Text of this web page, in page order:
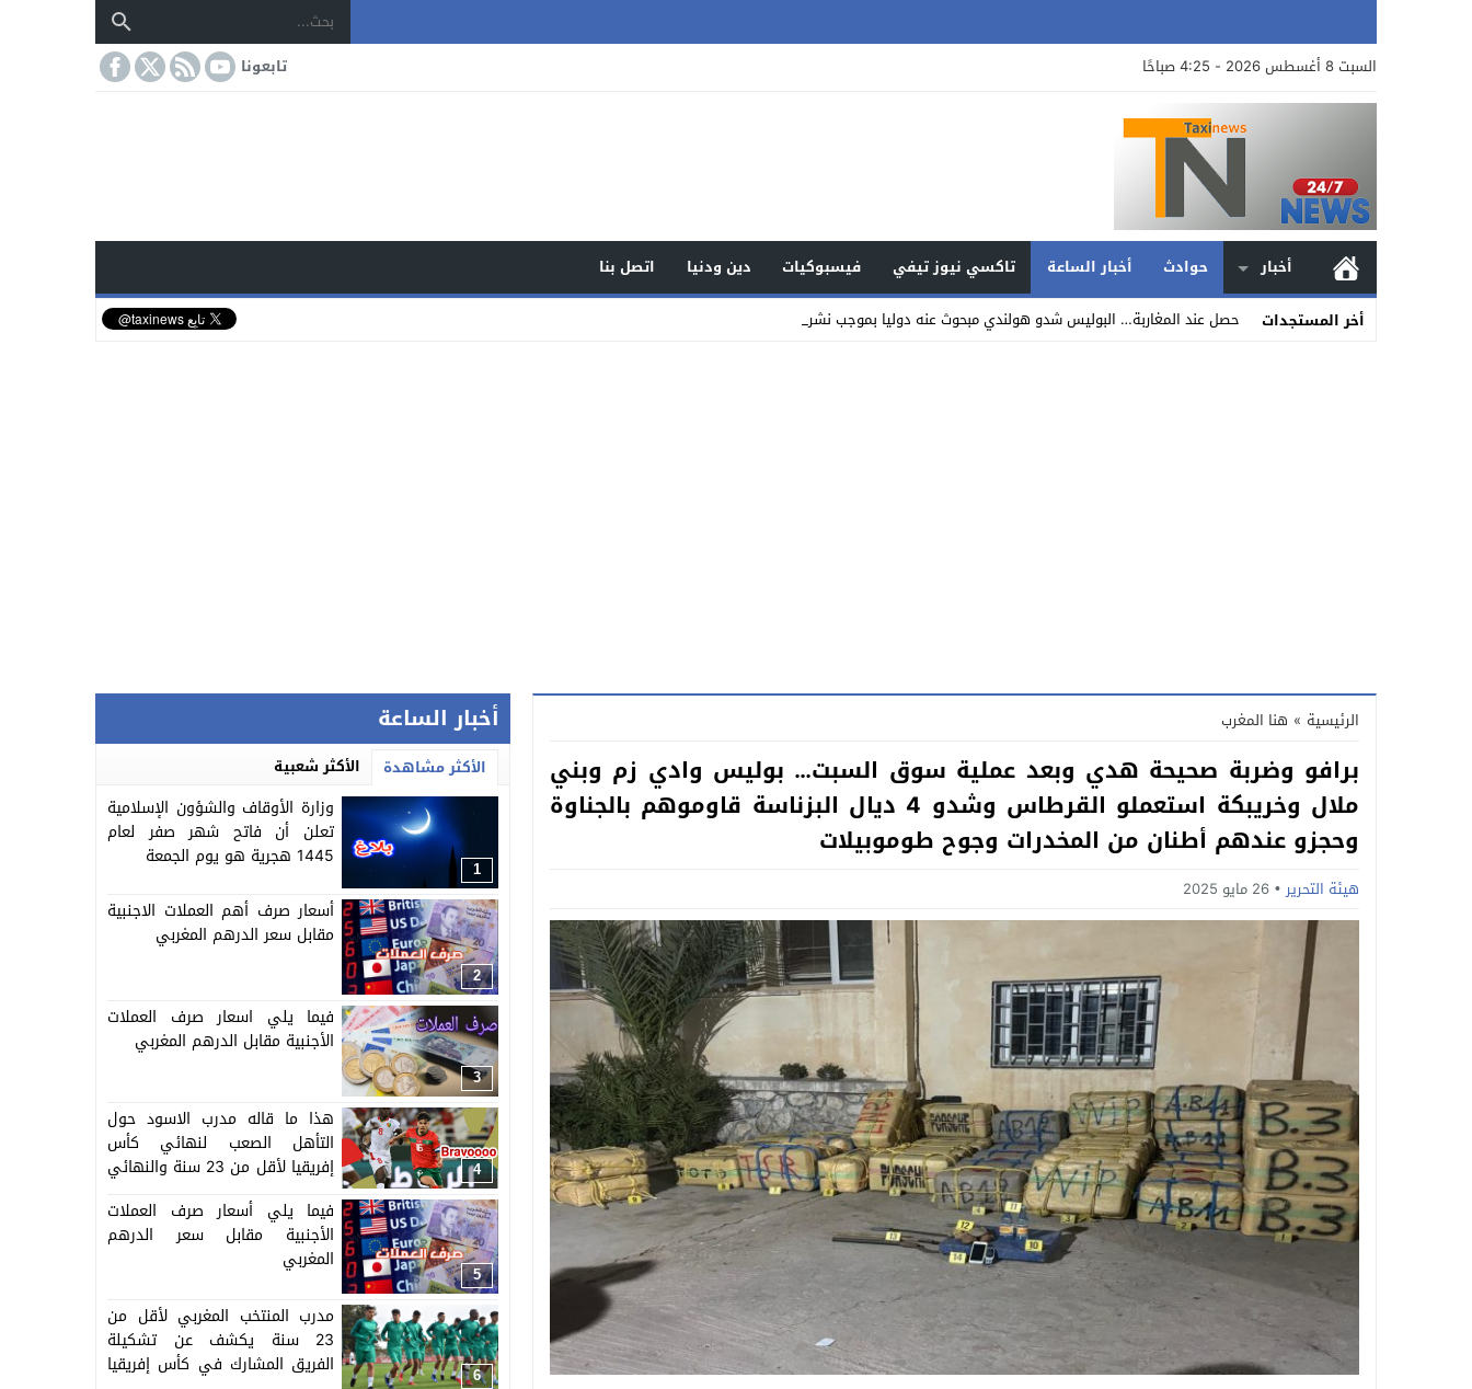
السبت 8 أغسطس 2026 - 4:25 صباحًا تابعونا
أخبار حوادث أخبار الساعة تاكسي نيوز تيفي فيسبوكيات دين ودنيا
اتصل بنا
أخر المستجدات
حصل عند المغاربة… البوليس شدو هولندي مبحوث عنه دوليا بموجب نشرة حمراء في قض _
الرئيسية » هنا المغرب
برافو وضربة صحيحة هدي وبعد عملية سوق السبت… بوليس وادي زم وبني
ملال وخريبكة استعملو القرطاس وشدو 4 ديال البزناسة قاوموهم بالجناوة
وحجزو عندهم أطنان من المخدرات وجوح طوموبيلات
هيئة التحرير 26 مايو 2025
أخبار الساعة
الأكثر مشاهدة الأكثر شعبية
1
وزارة الأوقاف والشؤون الإسلامية
تعلن أن فاتح شهر صفر لعام
1445 هجرية هو يوم الجمعة
2
أسعار صرف أهم العملات الاجنبية
مقابل سعر الدرهم المغربي
3
فيما يلي اسعار صرف العملات
الأجنبية مقابل الدرهم المغربي
4
هذا ما قاله مدرب الاسود حول
التأهل الصعب لنهائي كأس
إفريقيا لأقل من 23 سنة والنهائي
5
فيما يلي أسعار صرف العملات
الأجنبية مقابل سعر الدرهم
المغربي
6
مدرب المنتخب المغربي لأقل من
23 سنة يكشف عن تشكيلة
الفريق المشارك في كأس إفريقيا